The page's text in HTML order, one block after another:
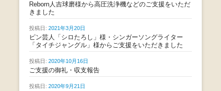
ィア
Reborn人吉球磨様から高圧洗浄機などのご支援をいただ
きました
投稿日: 2021年3月20日
ピン芸人「シロたろし」様・シンガーソングライター
「タイチジャングル」様からご支援をいただきました
投稿日: 2020年10月16日
ご支援の御礼・収支報告
投稿日: 2020年9月21日